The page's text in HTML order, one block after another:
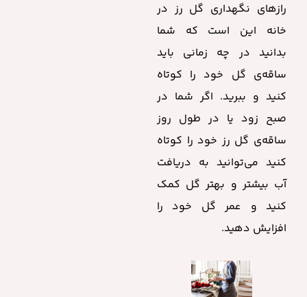
رازهای نگهداری گل رز در
خانه این است که شما
بدانید در چه زمانی باید
ساقه‌ی گل خود را کوتاه
کنید و ببرید. اگر شما در
صبح زود یا در طول روز
ساقه‌ی گل رز خود را کوتاه
کنید می‌توانید به دریافت
آب بیشتر و بهتر گل کمک
کنید و عمر گل خود را
افزایش دهید.